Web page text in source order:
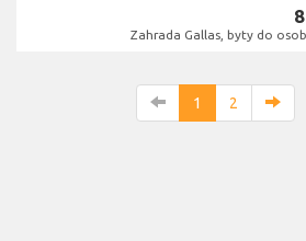
Zahrada Gallas, byty do
1 2